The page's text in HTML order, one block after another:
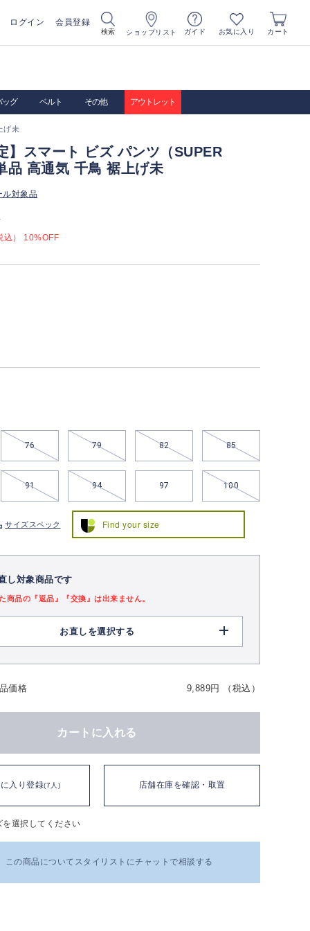
ログイン 会員登録
検索 ショップリスト ガイド お気に入り カート
ッグ ベルト その他 アウトレット
げ未
】スマート ビズ パンツ（SUPER
品 高通気 千鳥 裾上げ未
ル対象品
込） 10%OFF
76 79 82 85
91 94 97 100
サイズスペック Find your size
し対象商品です
商品の『返品』『交換』は出来ません。
お直しを選択する
価格 9,889円 （税込）
カートに入れる
入り登録(7人) 店舗在庫を確認・取置
選択してください
この商品についてスタイリストにチャットで相談する